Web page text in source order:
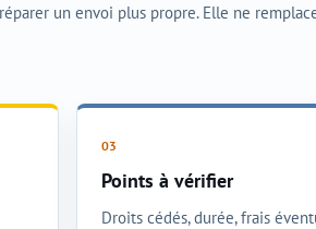
un envoi plus propre. Elle ne
Points à vérifier
Droits cédés, durée, frais